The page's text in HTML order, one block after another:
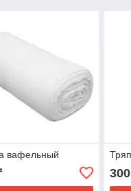
вафельный
300